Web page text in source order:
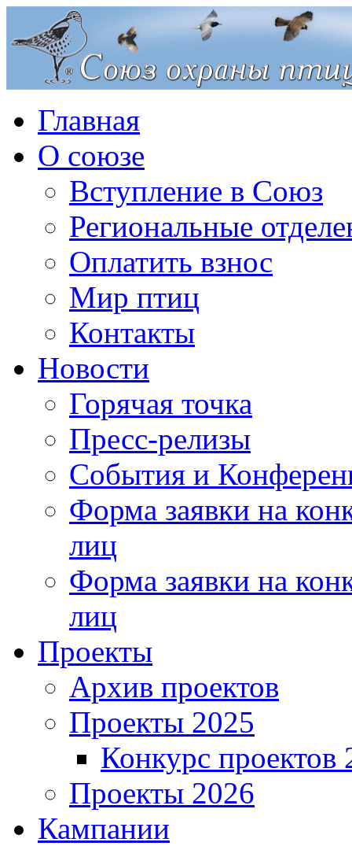
Главная
О союзе
Вступление в Союз
Региональные
Оплатить взнос
Мир птиц
Контакты
Новости
Горячая точка
Пресс-релизы
События и
Форма заявки на
лиц
Форма заявки на
лиц
Проекты
Архив проектов
Проекты 2025
Конкурс проектов
Проекты 2026
Кампании